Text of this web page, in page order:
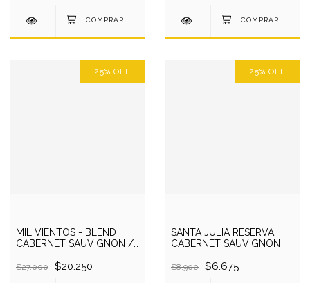
25% OFF
MIL VIENTOS - BLEND
CABERNET SAUVIGNON /
EN BARRICAS
$27.000 $20.250
25% OFF
SANTA JULIA RESERVA
CABERNET SAUVIGNON
$8.900 $6.675